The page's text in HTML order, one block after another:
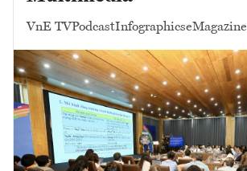
VnE TVPodcastInfographicseMagazine